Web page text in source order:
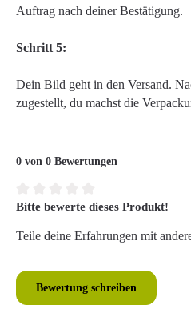
Auftrag nach deiner Bestätigung.
Schritt 5:
Dein Bild geht in den Versand.
zugestellt, du machst die
0 von 0 Bewertungen
Durchschnittliche Bewertung von
Bitte bewerte dieses Produkt!
Teile deine Erfahrungen mit
Bewertung schreiben